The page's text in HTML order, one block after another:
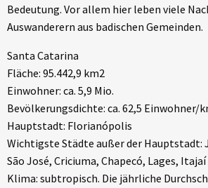
Bedeutung. Vor allem hier leben viele
Auswanderern aus badischen Gemeinden.
Santa Catarina
Fläche: 95.442,9 km2
Einwohner: ca. 5,9 Mio.
Bevölkerungsdichte: ca. 62,5 Einwohner/
Hauptstadt: Florianópolis
Wichtigste Städte außer der Hauptstadt:
São José, Criciuma, Chapecó, Lages, Itajaí
Klima: subtropisch. Die jährliche